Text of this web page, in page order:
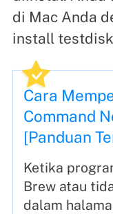
di Mac Anda
install
Cara
Command
[Panduan
Ketika
Brew atau
dalam